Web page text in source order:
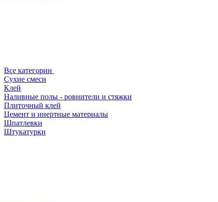
Все категории
Сухие смеси
Клей
Наливные полы - ровнители и стяжки
Плиточный клей
Цемент и инертные материалы
Шпатлевки
Штукатурки